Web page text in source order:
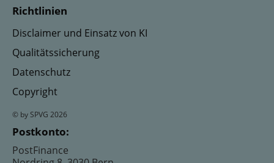
Richtlinien
Disclaimer und Einsatz von KI
Qualitätssicherung
Datenschutz
Copyright
© by SPVG 2026
Postkonto:
PostFinance